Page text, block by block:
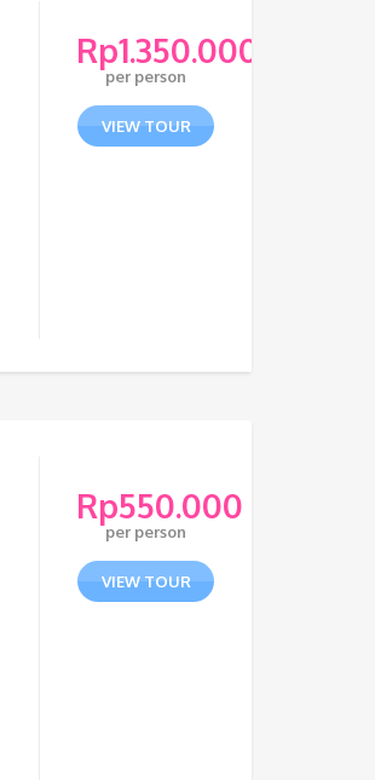
Rp1.350.000
per person
VIEW TOUR
Rp550.000
per person
VIEW TOUR